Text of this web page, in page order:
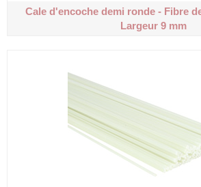
Cale d'encoche demi ronde - Fibre
Largeur 9 mm